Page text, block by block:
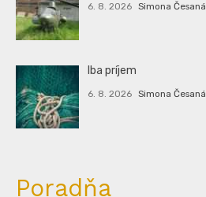
6. 8. 2026 Simona Česaná
Iba príjem
6. 8. 2026 Simona Česaná
Poradňa